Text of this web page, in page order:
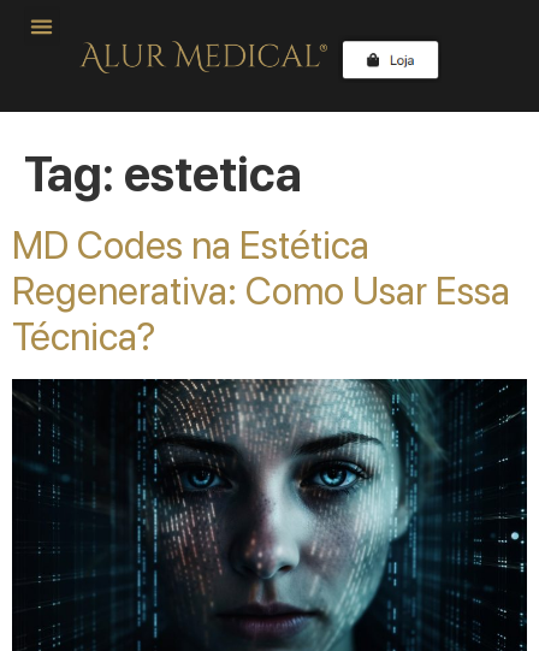
Tag: estetica
MD Codes na Estética
Regenerativa: Como Usar Essa
Técnica?